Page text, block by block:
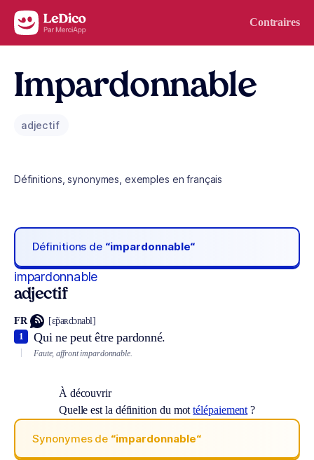
Aller au contenu Contraires
Impardonnable
adjectif
Définitions, synonymes, exemples en français
Définitions de “impardonnable“
impardonnable
adjectif
FR [ɛ̃paʀdɔnabl]
Qui ne peut être pardonné.
1
Faute, affront impardonnable.
À découvrir
Quelle est la définition du mottélépaiement ?
Synonymes de “impardonnable“